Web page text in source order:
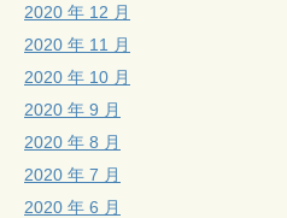
2020 年 12 月
2020 年 11 月
2020 年 10 月
2020 年 9 月
2020 年 8 月
2020 年 7 月
2020 年 6 月